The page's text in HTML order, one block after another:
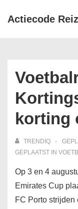
Doorgaan
Actiecode
korting
TRENDIQ
GEPLAATST IN
Op 3 en 4
Emirates Cup
FC Porto strijden